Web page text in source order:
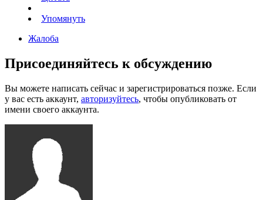
Упомянуть
Жалоба
Присоединяйтесь к обсуждению
Вы можете написать сейчас и зарегистрироваться позже. Если
у вас есть аккаунт, авторизуйтесь, чтобы опубликовать от
имени своего аккаунта.